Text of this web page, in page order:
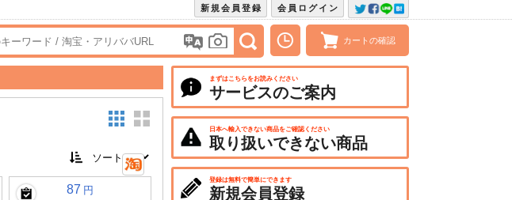
会員ログイン
新規会員登録
カートの確認
87 円
まずはこちらをお読みください
サービスのご案内
日本へ輸入できない商品をご確認ください
取り扱いできない商品
登録は無料で簡単にできます
新規会員登録